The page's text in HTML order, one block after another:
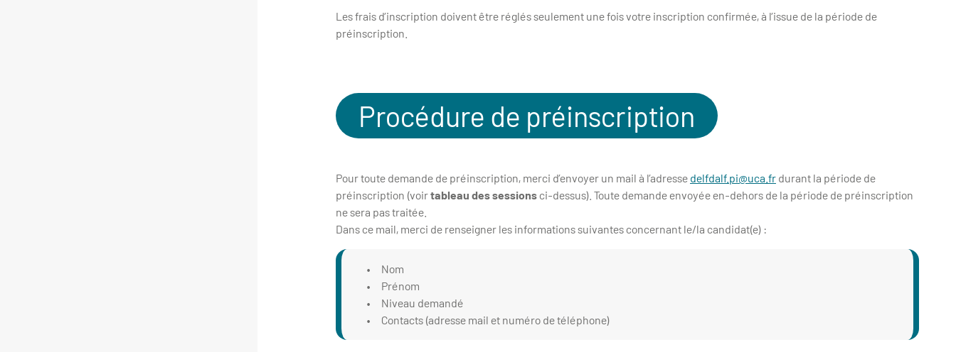
Les frais d’inscription doivent être réglés seulement une fois votre inscription confirmée, à l’issue de la période de
préinscription.
Procédure de préinscription
Pour toute demande de préinscription, merci d’envoyer un mail à l’adresse delfdalf.pi@uca.frdurant la période de
préinscription (voirtableau des sessionsci-dessus). Toute demande envoyée en-dehors de la période de préinscription
ne sera pas traitée.
Dans ce mail, merci de renseigner les informations suivantes concernant le/la candidat(e) :
• Nom
• Prénom
• Niveau demandé
• Contacts (adresse mail et numéro de téléphone)